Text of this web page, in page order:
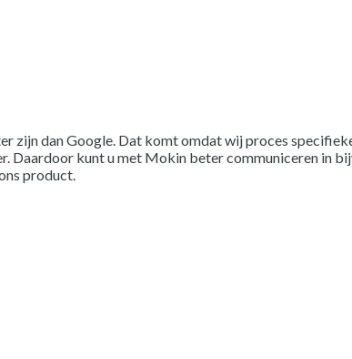
zijn dan Google. Dat komt omdat wij proces
Daardoor kunt u met Mokin beter communiceren in
product.